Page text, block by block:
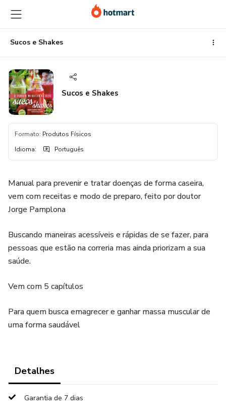
para
o
conteúdo
principal
para
o
pagamento
para
o
rodapé
Sucos e Shakes
Sucos e Shakes
Formato: Produtos Físicos
Idioma: Português
Manual para prevenir e tratar doenças de forma caseira,
vem com receitas e modo de preparo, feito por doutor
Jorge Pamplona
Buscando maneiras acessíveis e rápidas de se fazer, para
pessoas que estão na correria mas ainda priorizam a sua
saúde.
Vem com 5 capítulos
Para quem busca emagrecer e ganhar massa muscular de
uma forma saudável
Detalhes
Garantia de 7 dias